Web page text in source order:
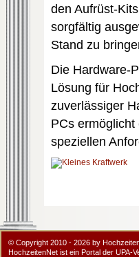
den Aufrüst-
sorgfältig
Stand zu
Die Hardware-
Lösung für
zuverlässiger
PCs
speziellen
© Copyright 2010 - 2026 by
HochzeitenNet ist ein Portal der UPA-